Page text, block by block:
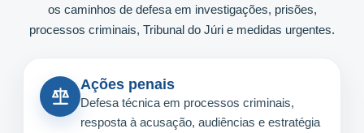
os caminhos de defesa em investigações, prisões,
processos criminais, Tribunal do Júri e medidas urgentes.
Ações penais
Defesa técnica em processos criminais,
resposta à acusação, audiências e estratégia